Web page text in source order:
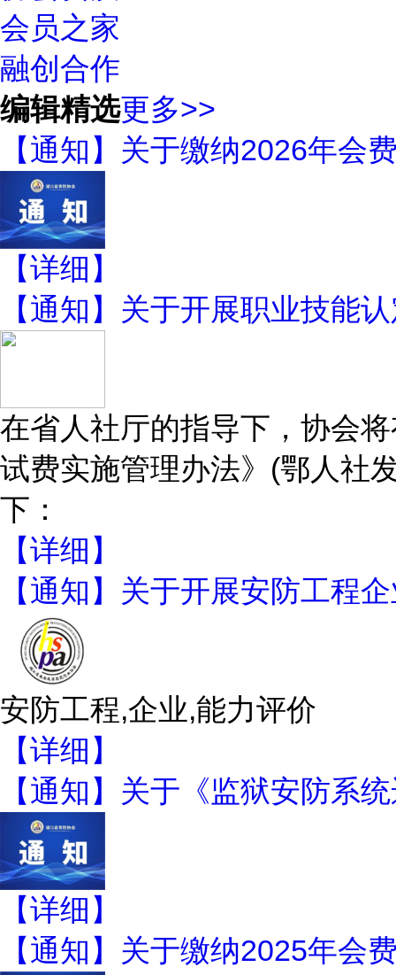
会员之家
融创合作
编辑精选更多>>
【通知】关于缴纳2026年会
【详细】
【通知】关于开展职业技能
在省人社厅的指导下，协会
试费实施管理办法》(鄂人社
下：
【详细】
【通知】关于开展安防工程
安防工程,企业,能力评价
【详细】
【通知】关于《监狱安防系
【详细】
【通知】关于缴纳2025年会